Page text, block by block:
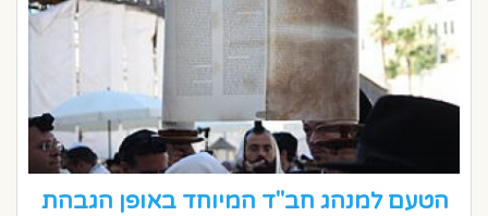
הטעם למנהג חב"ד המיוחד באופן הגבהת